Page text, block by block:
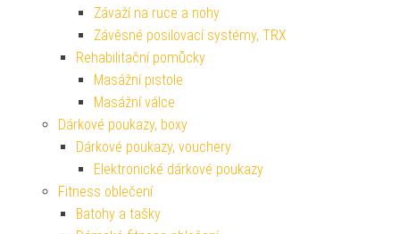
Závaží na ruce a nohy
Závěsné posilovací systémy, TRX
Rehabilitační pomůcky
Masážní pistole
Masážní válce
Dárkové poukazy, boxy
Dárkové poukazy, vouchery
Elektronické dárkové poukazy
Fitness oblečení
Batohy a tašky